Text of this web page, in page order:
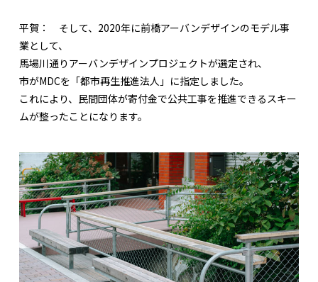
平賀： そして、2020年に前橋アーバンデザインのモデル事
業として、
馬場川通りアーバンデザインプロジェクトが選定され、
市がMDCを「都市再生推進法人」に指定しました。
これにより、民間団体が寄付金で公共工事を推進できるスキー
ムが整ったことになります。